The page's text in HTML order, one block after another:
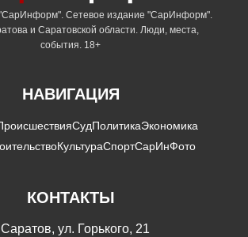
Сетевое издание "СарИнформ".
и Саратовской области. Люди, места,
события. 18+
НАВИГАЦИЯ
СудПолитикаЭкономика
КультураСпортСарИнФото
КОНТАКТЫ
Саратов, ул. Горького, 21